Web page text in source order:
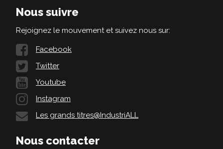
Nous suivre
Rejoignez le mouvement et suivez nous sur:
Facebook
Twitter
Youtube
Instagram
Les grands titres@IndustriALL
Nous contacter